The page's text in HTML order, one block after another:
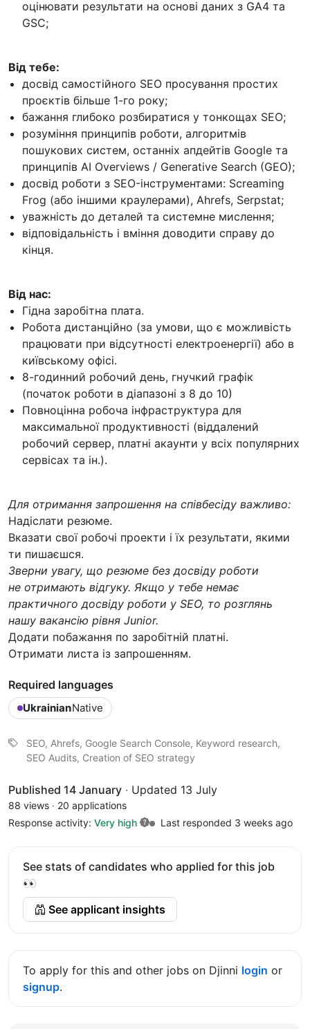
оцінювати результати на основі даних з GA4 та
GSC;
Від тебе:
досвід самостійного SEO просування простих
проєктів більше 1-го року;
бажання глибоко розбиратися у тонкощах SEO;
розуміння принципів роботи, алгоритмів
пошукових систем, останніх апдейтів Google та
принципів AI Overviews / Generative Search (GEO);
досвід роботи з SEO-інструментами: Screaming
Frog (або іншими краулерами), Ahrefs, Serpstat;
уважність до деталей та системне мислення;
відповідальність і вміння доводити справу до
кінця.
Від нас:
Гідна заробітна плата.
Робота дистанційно (за умови, що є можливість
працювати при відсутності електроенергії) або в
київському офісі.
8-годинний робочий день, гнучкий графік
(початок роботи в діапазоні з 8 до 10)
Повноцінна робоча інфраструктура для
максимальної продуктивності (віддалений
робочий сервер, платні акаунти у всіх популярних
сервісах та ін.).
Для отримання запрошення на співбесіду важливо:
Надіслати резюме.
Вказати свої робочі проекти і їх результати, якими
ти пишаєшся.
Зверни увагу, що резюме без досвіду роботи
не отримають відгуку. Якщо у тебе немає
практичного досвіду роботи у SEO, то розглянь
нашу вакансію рівня Junior.
Додати побажання по заробітній платні.
Отримати листа із запрошенням.
Required languages
UkrainianNative
SEO, Ahrefs, Google Search Console, Keyword research,
SEO Audits, Creation of SEO strategy
Published 14 January · Updated 13 July
88 views · 20 applications
Response activity: Very high Last responded 3 weeks ago
See stats of candidates who applied for this job
👀
See applicant insights
To apply for this and other jobs on Djinni login or
signup.